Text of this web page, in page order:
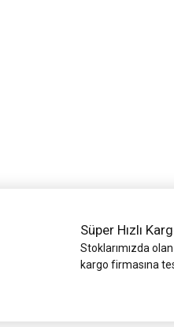
Süper Hızlı
Stoklarımızda
kargo firmasına